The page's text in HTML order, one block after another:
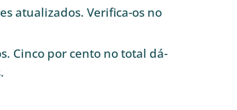
atualizados. Verifica-os no
Cinco por cento no total dá-